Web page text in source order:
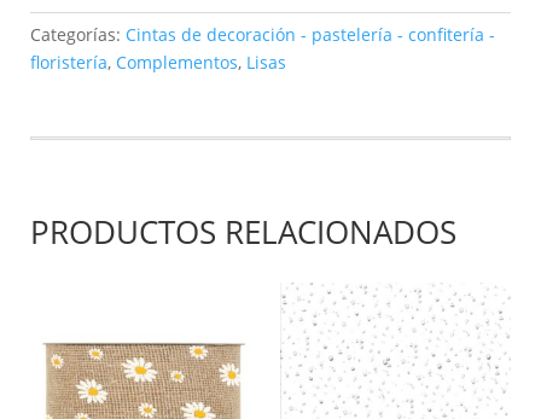
Alambrada
mm38x25mt
-
Categorías: Cintas de decoración - pastelería - confitería -
floristería, Complementos, Lisas
PRODUCTOS RELACIONADOS